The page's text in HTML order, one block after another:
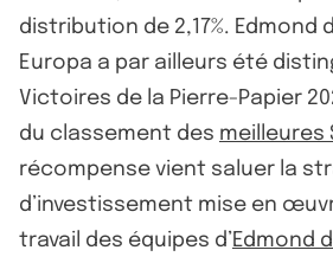
distribution de 2,17%. Edmond
Europa a par ailleurs été
Victoires de la Pierre-Papier
du classement des meilleures
récompense vient saluer la
d’investissement mise en
travail des équipes d’Edmond